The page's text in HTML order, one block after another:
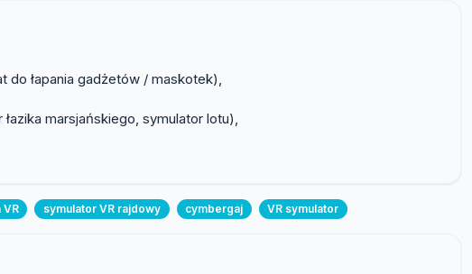
do łapania gadżetów / maskotek),
marsjańskiego, symulator lotu),
VR symulator VR rajdowy cymbergaj VR symulator